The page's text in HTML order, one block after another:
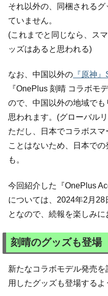
それ以外の、同梱される
ていません。
(これまでと同じなら、ス
ッズはあると思われる)
なお、中国以外の 『原神
『OnePlus 刻晴 コラボモ
ので、中国以外の地域で
思われます。(グローバル
ただし、日本でコラボス
ことはないため、日本で
も。
今回紹介した『OnePlus
については、2024年2月28
となので、続報を楽しみに
刻晴のグッズも登場
新たなコラボモデル発売
用したグッズも登場するよ